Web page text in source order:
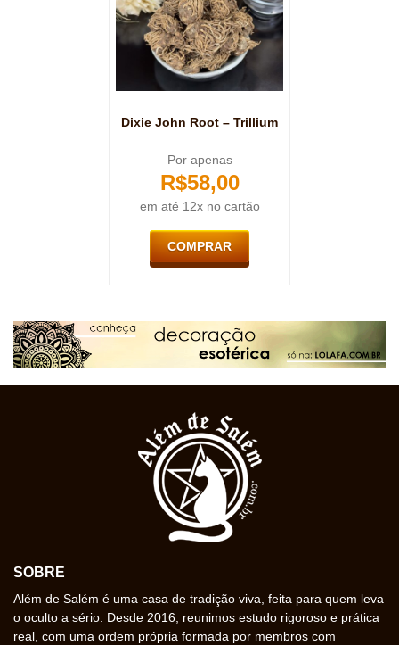
Dixie John Root – Trillium
Por apenas
R$58,00
em até 12x no cartão
COMPRAR
SOBRE
Além de Salém é uma casa de tradição viva, feita para quem leva
o oculto a sério. Desde 2016, reunimos estudo rigoroso e prática
real, com uma ordem própria formada por membros com